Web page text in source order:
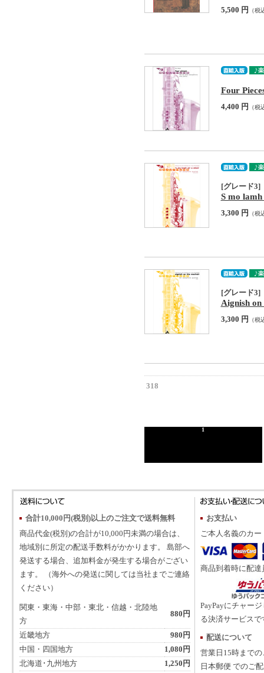
5,500 円 （税
Four
4,400 円 （税
[グレード3]
S mo
3,300 円 （税
[グレード3]
Aignish
3,300 円 （税
318
1
合計10,000円(税別)以上のご注文で送料無料
商品代金(税別)の合計が10,000円未満の場合は、
地域別に所定の配送手数料がかかります。 島部へ
発送する場合、追加料金が発生する場合がござい
ます。 （海外への発送に関しては当社までご連絡
ください）
関東・東海・中部・東北・信越・北陸地
方
880円
近畿地方
980円
中国・四国地方
1,080円
北海道･九州地方
1,250円
お支払い
ご本人名義のカ
商品到着時に配
PayPayにチャー
る決済サービスで
配送について
営業日15時まで
日本郵便 でのご